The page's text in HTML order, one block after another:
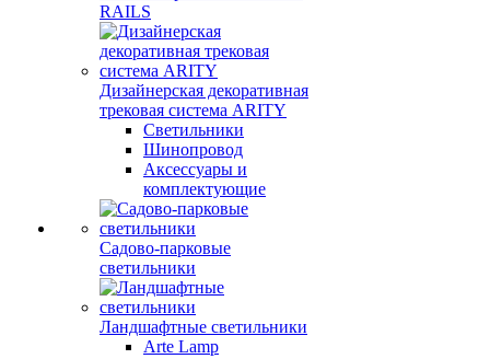
RAILS
Дизайнерская декоративная
трековая система ARITY
Светильники
Шинопровод
Аксессуары и
комплектующие
Садово-парковые
светильники
Ландшафтные светильники
Arte Lamp